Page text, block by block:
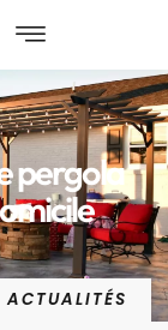
pergola